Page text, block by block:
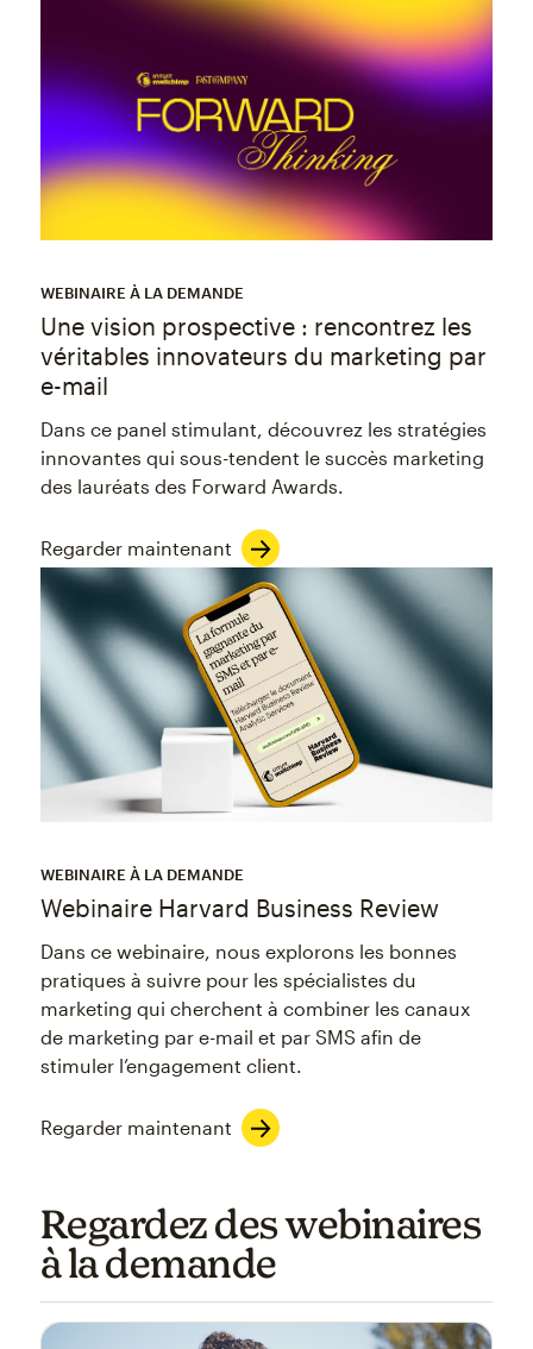
WEBINAIRE À LA DEMANDE
Une vision prospective : rencontrez les
véritables innovateurs du marketing par
e-mail
Dans ce panel stimulant, découvrez les stratégies
innovantes qui sous-tendent le succès marketing
des lauréats des Forward Awards.
Regarder maintenant
WEBINAIRE À LA DEMANDE
Webinaire Harvard Business Review
Dans ce webinaire, nous explorons les bonnes
pratiques à suivre pour les spécialistes du
marketing qui cherchent à combiner les canaux
de marketing par e-mail et par SMS afin de
stimuler l’engagement client.
Regarder maintenant
Regardez des webinaires
à la demande